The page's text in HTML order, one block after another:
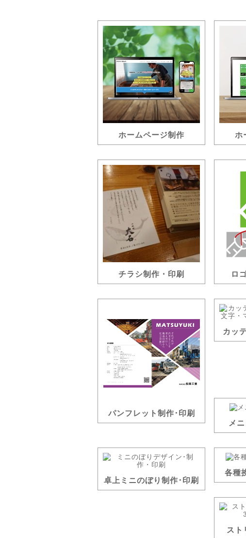
ホームページ制作 ホ
チラシ制作・印刷 ロ
パンフレット制作･印刷
カッ
メ
卓上ミニのぼり制作･印刷
各種
スト